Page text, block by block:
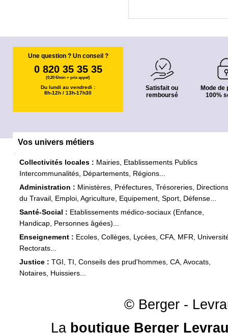
Une question ? Un conseil ?
0 820 35 35 35
(0,20 €/min + prix appel)
Du lundi au vendredi :
8h-12h / 13h-17h30
Satisfait ou
remboursé
Mode de
100%
Vos univers métiers
Collectivités locales : Mairies, Etablissements Publics
Intercommunalités, Départements, Régions...
Administration : Ministères, Préfectures, Trésoreries, Directions
du Travail, Emploi, Agriculture, Equipement, Sport, Défense...
Santé-Social : Etablissements médico-sociaux (Enfance,
Handicap, Personnes âgées)...
Enseignement : Ecoles, Collèges, Lycées, CFA, MFR,
Rectorats...
Justice : TGI, TI, Conseils des prud'hommes, CA, Avocats,
Notaires, Huissiers...
© Berger -
La boutique Berger